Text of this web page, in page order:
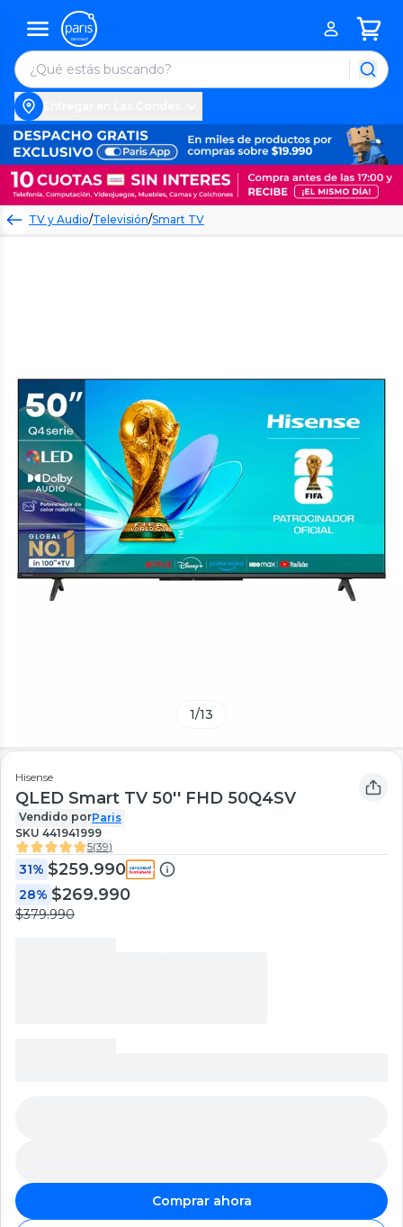
TV y Audio/Televisión/Smart TV
1/13
Hisense
QLED Smart TV 50'' FHD 50Q4SV
Vendido porParis
SKU 441941999
5(39)
31% $259.990
28% $269.990
$379.990
Comprar ahora